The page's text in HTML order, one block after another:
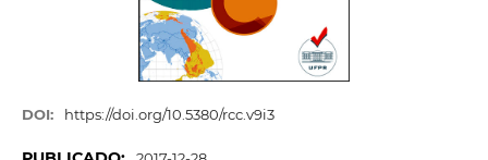
DOI: https://doi.org/10.5380/rcc.v9i3